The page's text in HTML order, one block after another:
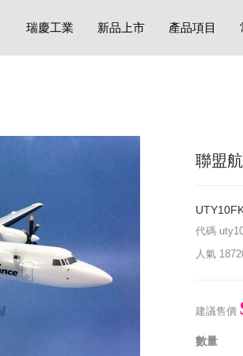
瑞慶工業 新品上市 產品項目
聯盟
代碼
人氣
建議售價
數量